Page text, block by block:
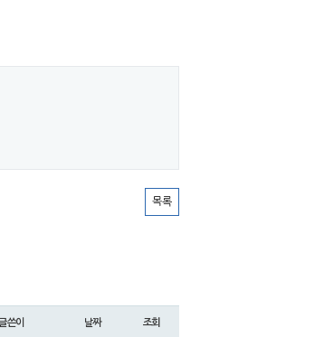
목록
쓴이 날짜 조회